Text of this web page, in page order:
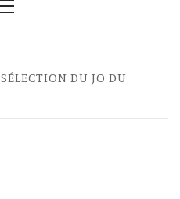
SÉLECTION DU JO DU